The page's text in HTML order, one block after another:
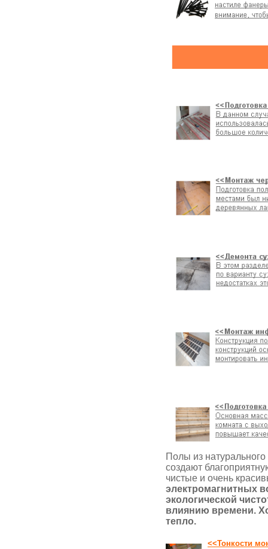
Полы из
создают
чистые и очень
электромагнитных
экологической
влиянию времени.
тепло.
<<Тонкости